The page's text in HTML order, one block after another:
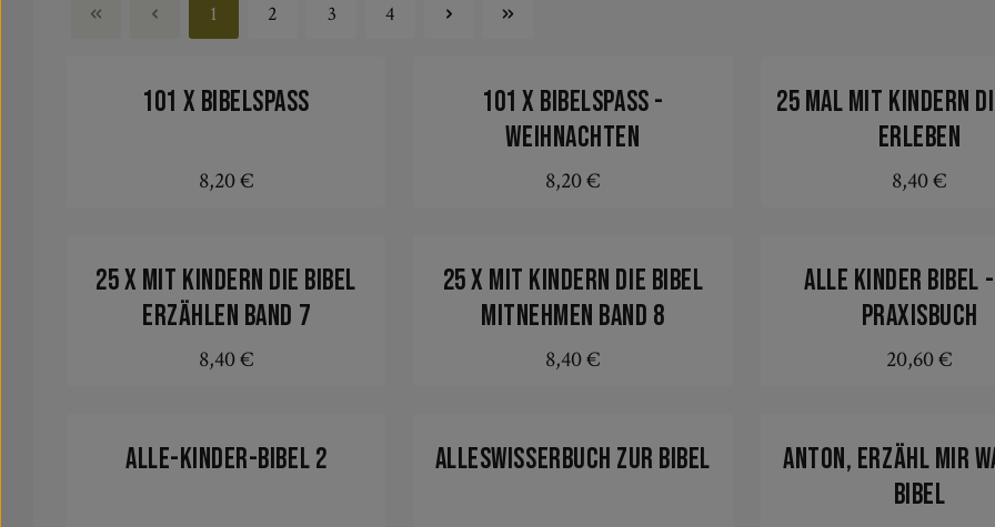
Seite
1
Seite
2
Seite
3
Seite
4
101 x Bibelspass
Regulärer Preis:
8,20 €
101 x Bibelspass -
Weihnachten
Regulärer Preis:
8,20 €
25 mal mit Kindern
erleben
Regulärer
8,40 €
25 x mit Kindern die Bibel
erzählen Band 7
Regulärer Preis:
8,40 €
25 x mit Kindern die Bibel
mitnehmen Band 8
Regulärer Preis:
8,40 €
Alle Kinder Bibel -
Praxisbuch
Regulärer
20,60 €
Alle-Kinder-Bibel 2 Alleswisserbuch zur Bibel
Anton, erzähl mir
Bibel